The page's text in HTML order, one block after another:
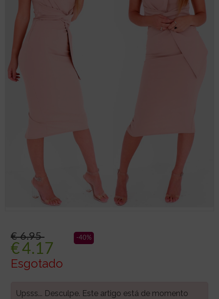
€ 6.95 -40%
€4.17
Esgotado
Upsss... Desculpe. Este artigo está de momento